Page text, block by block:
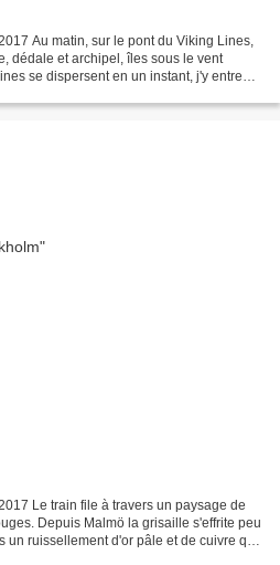
Au matin, sur le pont du Viking Lines,
dédale et archipel, îles sous le vent
se dispersent en un instant, j'y entre
Le train file à travers un paysage de
Depuis Malmö la grisaille s'effrite peu
un ruissellement d'or pâle et de cuivre que